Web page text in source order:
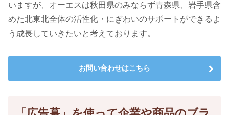
いますが、オーエスは秋田県のみならず青森県、岩手県含
めた北東北全体の活性化・にぎわいのサポートができるよ
う成長していきたいと考えております。
お問い合わせはこちら